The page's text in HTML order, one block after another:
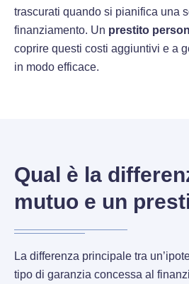
trascurati quando si pianifica una
finanziamento. Un prestito
coprire questi costi aggiuntivi e a
in modo efficace.
Qual è la
mutuo e un
La differenza principale tra
tipo di garanzia concessa al